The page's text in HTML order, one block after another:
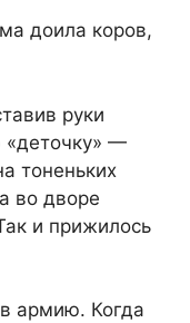
доила коров,
руки
«деточку» —
тоненьких
во дворе
и прижилось
армию. Когда